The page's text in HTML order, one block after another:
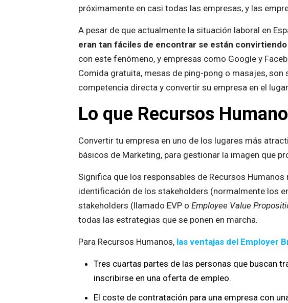
próximamente en casi todas las empresas, y las
A pesar de que actualmente la situación laboral en
eran tan fáciles de encontrar se están
con este fenómeno, y empresas como Google y
Comida gratuita, mesas de ping-pong o masajes,
competencia directa y convertir su empresa en el
Lo que Recursos
Convertir tu empresa en uno de los lugares más
básicos de Marketing, para gestionar la imagen que
Significa que los responsables de Recursos
identificación de los stakeholders (normalmente los
stakeholders (llamado EVP o Employee Value
todas las estrategias que se ponen en marcha.
Para Recursos Humanos, las ventajas del Employer
Tres cuartas partes de las personas que buscan
inscribirse en una oferta de empleo.
El coste de contratación para una empresa con